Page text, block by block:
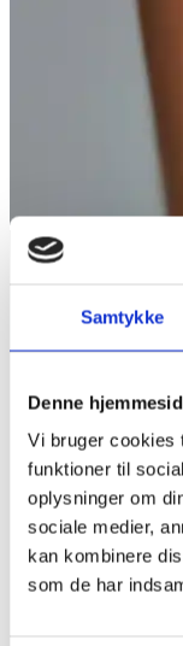
Samtykke
Denne
Vi bruger cookies
funktioner til
oplysninger om
sociale medier,
kan kombinere
som de har